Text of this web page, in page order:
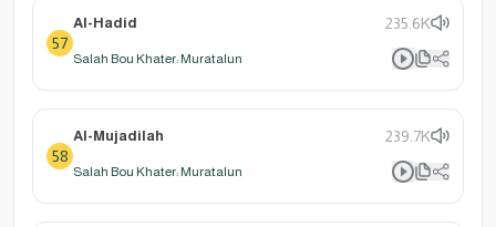
57
Al-Hadid 235.6K
Salah Bou Khater: Muratalun
58
Al-Mujadilah 239.7K
Salah Bou Khater: Muratalun